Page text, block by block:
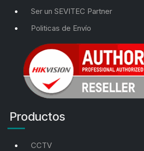
Ser un SEVITEC Partner
Politicas de Envío
Productos
CCTV